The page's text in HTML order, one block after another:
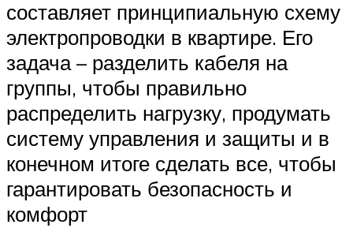
составляет принципиальную схему
электропроводки в квартире. Его
задача – разделить кабеля на
группы, чтобы правильно
распределить нагрузку, продумать
систему управления и защиты и в
конечном итоге сделать все, чтобы
гарантировать безопасность и
комфорт